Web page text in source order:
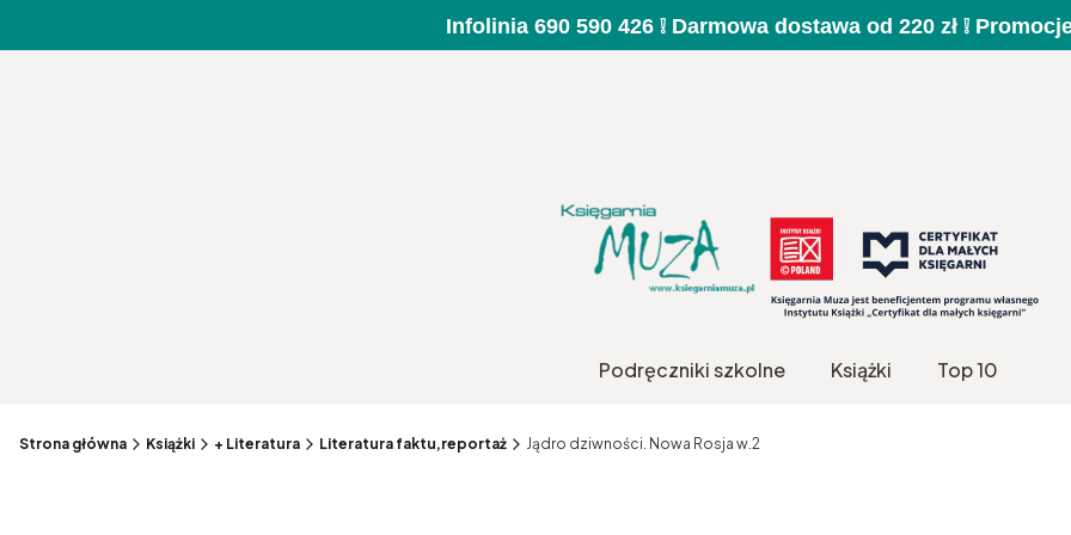
Infolinia 690 590 426 ❕ Darmowa dostawa od 220 zł ❕
Podręczniki szkolne Książki Top 10
Strona główna Książki + Literatura Literatura faktu,reportaż Jądro dziwności. Nowa Rosja w.2